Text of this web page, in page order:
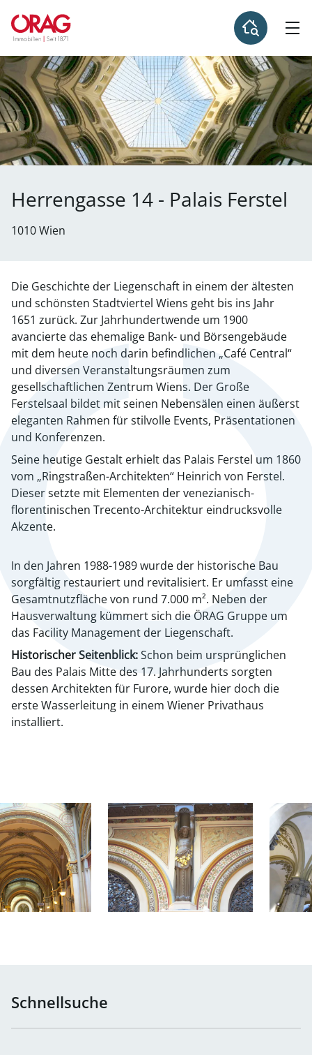
Herrengasse 14 - Palais Ferstel
1010 Wien
Die Geschichte der Liegenschaft in einem der ältesten
und schönsten Stadtviertel Wiens geht bis ins Jahr
1651 zurück. Zur Jahrhundertwende um 1900
avancierte das ehemalige Bank- und Börsengebäude
mit dem heute noch darin befindlichen „Café Central“
und diversen Veranstaltungsräumen zum
gesellschaftlichen Zentrum Wiens. Der Große
Ferstelsaal bildet mit seinen Nebensälen einen äußerst
eleganten Rahmen für stilvolle Events, Präsentationen
und Konferenzen.
Seine heutige Gestalt erhielt das Palais Ferstel um 1860
vom „Ringstraßen-Architekten“ Heinrich von Ferstel.
Dieser setzte mit Elementen der venezianisch-
florentinischen Trecento-Architektur eindrucksvolle
Akzente.
In den Jahren 1988-1989 wurde der historische Bau
sorgfältig restauriert und revitalisiert. Er umfasst eine
Gesamtnutzfläche von rund 7.000 m². Neben der
Hausverwaltung kümmert sich die ÖRAG Gruppe um
das Facility Management der Liegenschaft.
Historischer Seitenblick:Schon beim ursprünglichen
Bau des Palais Mitte des 17. Jahrhunderts sorgten
dessen Architekten für Furore, wurde hier doch die
erste Wasserleitung in einem Wiener Privathaus
installiert.
Schnellsuche